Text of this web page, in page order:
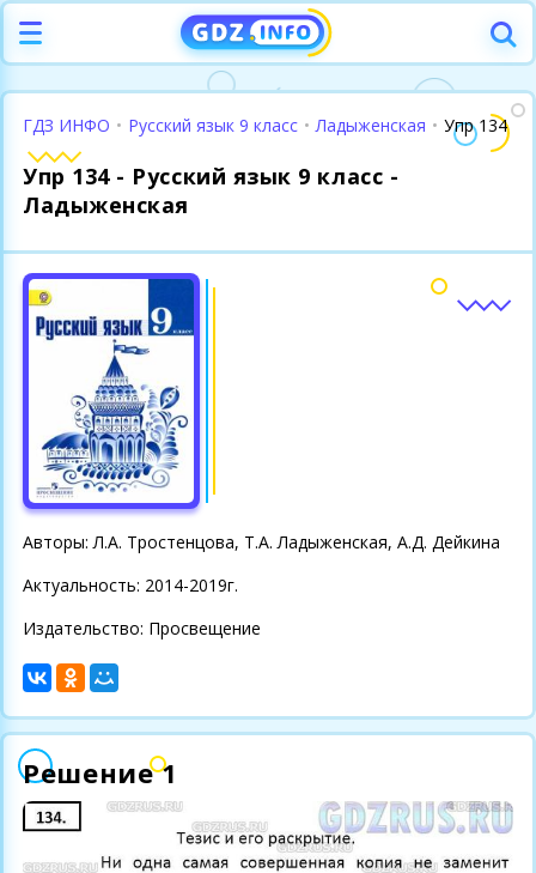
ГДЗ ИНФО • Русский язык 9 класс • Ладыженская • Упр 134
Упр 134 - Русский язык 9 класс -
Ладыженская
Авторы: Л.А. Тростенцова, Т.А. Ладыженская, А.Д. Дейкина
Актуальность: 2014-2019г.
Издательство: Просвещение
Решение 1